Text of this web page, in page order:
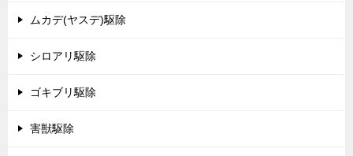
ムカデ(ヤスデ)駆除
シロアリ駆除
ゴキブリ駆除
害獣駆除